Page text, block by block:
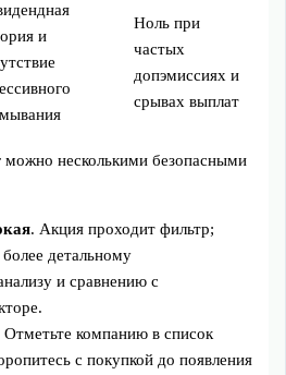
и
Ноль при
частых
допэмиссиях и
срывах выплат
можно несколькими безопасными
. Акция проходит фильтр;
детальному
и сравнению с
Отметьте компанию в список
с покупкой до появления